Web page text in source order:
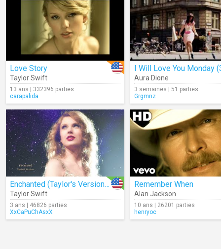
Love Story
Taylor Swift
13 ans | 332396 parties
carapalida
I Will Love You Monday
Aura Dione
3 semaines | 51 parties
Grgmnz
Enchanted (Taylor's Version) (Lyrics)
Taylor Swift
3 ans | 46826 parties
XxCaPuChAsxX
Remember When
Alan Jackson
10 ans | 26201 parties
henryoc